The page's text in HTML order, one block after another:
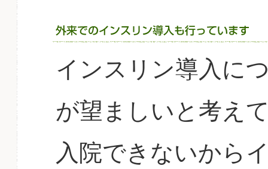
インスリン導入に
が望ましいと考え
入院できないから